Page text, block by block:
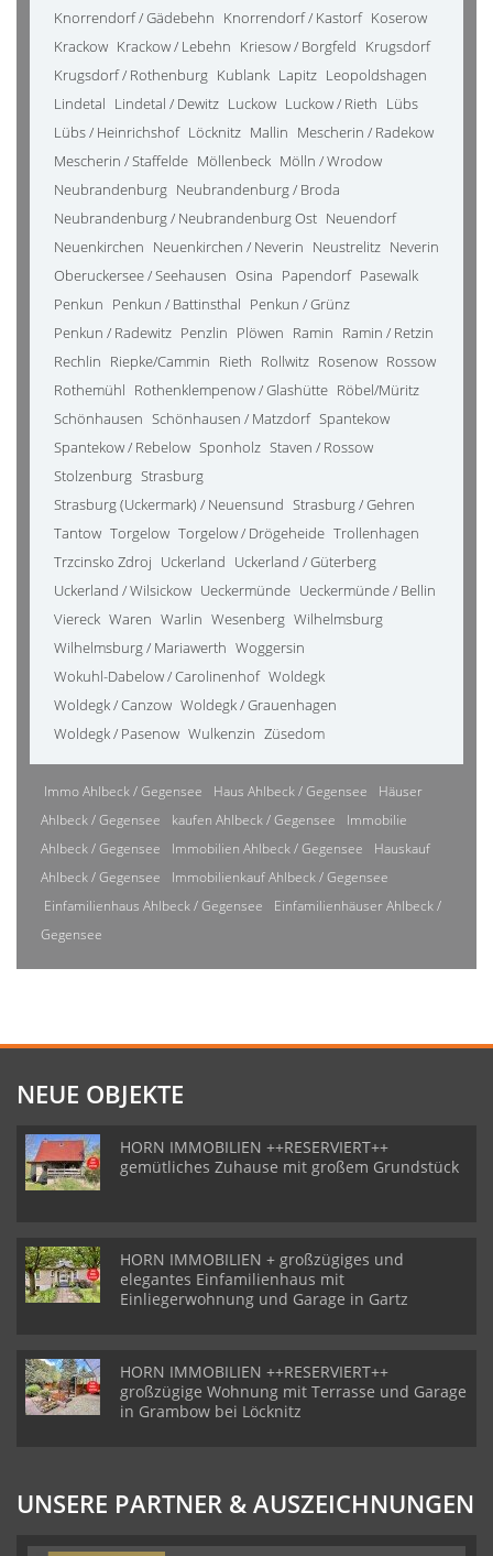
Knorrendorf / Gädebehn Knorrendorf / Kastorf Koserow
Krackow Krackow / Lebehn Kriesow / Borgfeld Krugsdorf
Krugsdorf / Rothenburg Kublank Lapitz Leopoldshagen
Lindetal Lindetal / Dewitz Luckow Luckow / Rieth Lübs
Lübs / Heinrichshof Löcknitz Mallin Mescherin / Radekow
Mescherin / Staffelde Möllenbeck Mölln / Wrodow
Neubrandenburg Neubrandenburg / Broda
Neubrandenburg / Neubrandenburg Ost Neuendorf
Neuenkirchen Neuenkirchen / Neverin Neustrelitz Neverin
Oberuckersee / Seehausen Osina Papendorf Pasewalk
Penkun Penkun / Battinsthal Penkun / Grünz
Penkun / Radewitz Penzlin Plöwen Ramin Ramin / Retzin
Rechlin Riepke/Cammin Rieth Rollwitz Rosenow Rossow
Rothemühl Rothenklempenow / Glashütte Röbel/Müritz
Schönhausen Schönhausen / Matzdorf Spantekow
Spantekow / Rebelow Sponholz Staven / Rossow
Stolzenburg Strasburg
Strasburg (Uckermark) / Neuensund Strasburg / Gehren
Tantow Torgelow Torgelow / Drögeheide Trollenhagen
Trzcinsko Zdroj Uckerland Uckerland / Güterberg
Uckerland / Wilsickow Ueckermünde Ueckermünde / Bellin
Viereck Waren Warlin Wesenberg Wilhelmsburg
Wilhelmsburg / Mariawerth Woggersin
Wokuhl-Dabelow / Carolinenhof Woldegk
Woldegk / Canzow Woldegk / Grauenhagen
Woldegk / Pasenow Wulkenzin Züsedom
Immo Ahlbeck / Gegensee Haus Ahlbeck / Gegensee
Häuser
Ahlbeck / Gegensee
kaufen Ahlbeck / Gegensee
Immobilie
Ahlbeck / Gegensee
Immobilien Ahlbeck / Gegensee
Hauskauf
Ahlbeck / Gegensee
Immobilienkauf Ahlbeck / Gegensee
Einfamilienhaus Ahlbeck / Gegensee
Einfamilienhäuser Ahlbeck /
Gegensee
NEUE OBJEKTE
HORN IMMOBILIEN ++RESERVIERT++
gemütliches Zuhause mit großem Grundstück
HORN IMMOBILIEN + großzügiges und
elegantes Einfamilienhaus mit
Einliegerwohnung und Garage in Gartz
HORN IMMOBILIEN ++RESERVIERT++
großzügige Wohnung mit Terrasse und Garage
in Grambow bei Löcknitz
UNSERE PARTNER & AUSZEICHNUNGEN